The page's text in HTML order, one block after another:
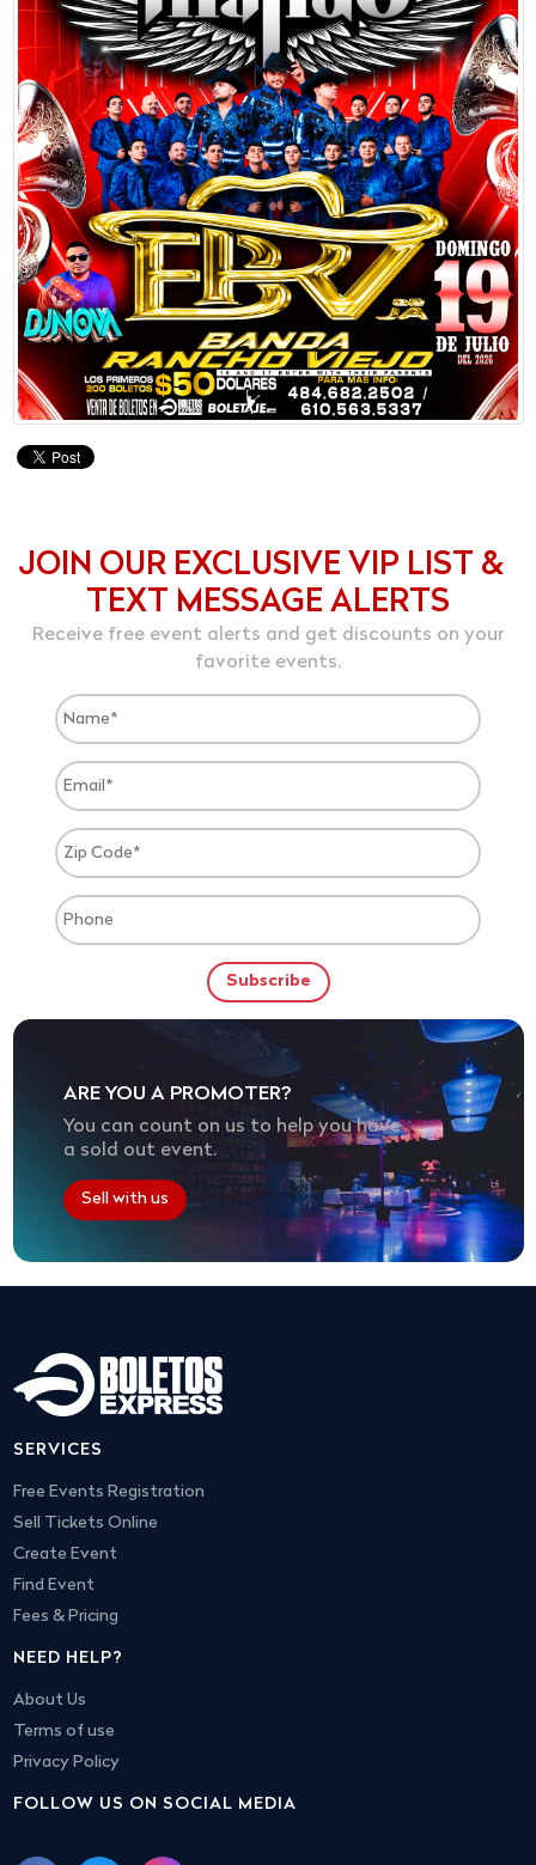
JOIN OUR EXCLUSIVE VIP LIST &
TEXT MESSAGE ALERTS
Receive free event alerts and get discounts on your
favorite events.
ARE YOU A PROMOTER?
You can count on us to help you have
a sold out event.
Sell with us
SERVICES
Free Events Registration
Sell Tickets Online
Create Event
Find Event
Fees & Pricing
NEED HELP?
About Us
Terms of use
Privacy Policy
FOLLOW US ON SOCIAL MEDIA